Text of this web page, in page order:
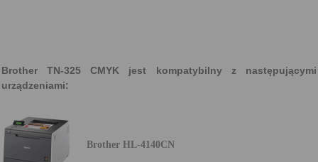
Brother TN-325 CMYK jest kompatybilny z następującymi
urządzeniami:
Brother HL-4140CN